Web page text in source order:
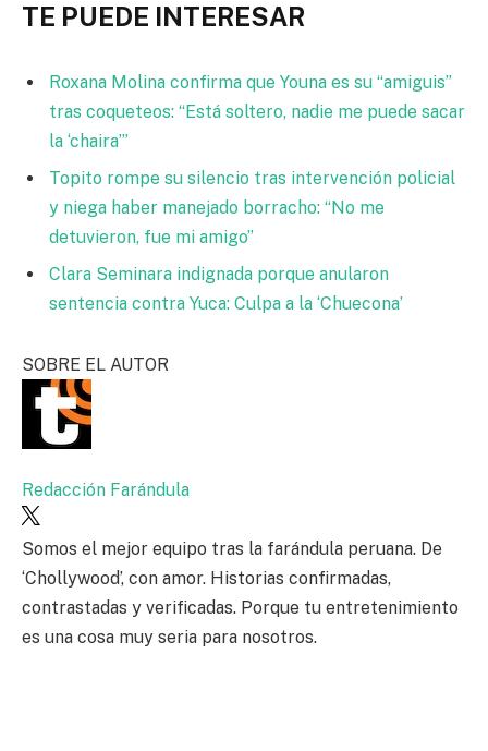
TE PUEDE INTERESAR
Roxana Molina confirma que Youna es su “amiguis”
tras coqueteos: “Está soltero, nadie me puede sacar
la ‘chaira’”
Topito rompe su silencio tras intervención policial
y niega haber manejado borracho: “No me
detuvieron, fue mi amigo”
Clara Seminara indignada porque anularon
sentencia contra Yuca: Culpa a la ‘Chuecona’
SOBRE EL AUTOR
Redacción Farándula
Somos el mejor equipo tras la farándula peruana. De
‘Chollywood’, con amor. Historias confirmadas,
contrastadas y verificadas. Porque tu entretenimiento
es una cosa muy seria para nosotros.